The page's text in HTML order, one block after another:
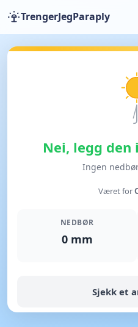
TrengerJegParaply
Nei, legg
Ingen
Været for
NEDBØR
0 mm
Sjekk et